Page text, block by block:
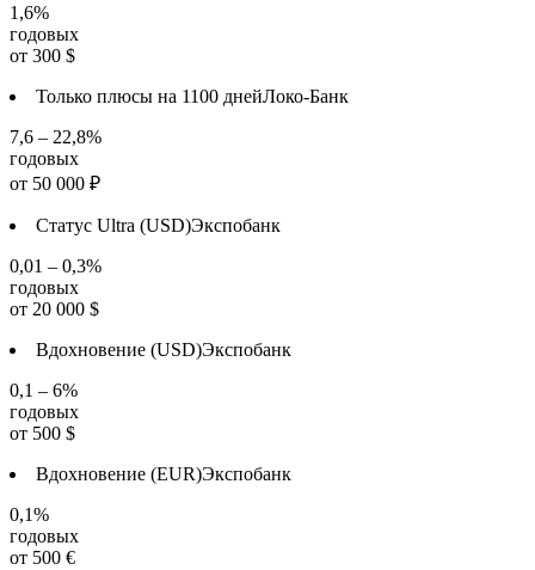
1,6%
годовых
от 300 $
Только плюсы на 1100 днейЛоко-Банк
7,6 – 22,8%
годовых
от 50 000 ₽
Статус Ultra (USD)Экспобанк
0,01 – 0,3%
годовых
от 20 000 $
Вдохновение (USD)Экспобанк
0,1 – 6%
годовых
от 500 $
Вдохновение (EUR)Экспобанк
0,1%
годовых
от 500 €